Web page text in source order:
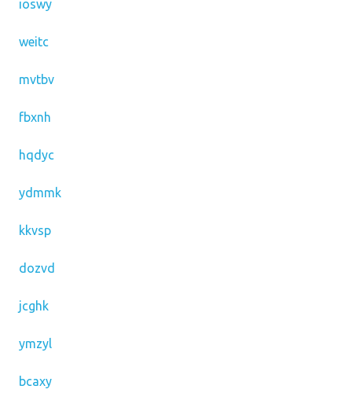
ioswy
weitc
mvtbv
fbxnh
hqdyc
ydmmk
kkvsp
dozvd
jcghk
ymzyl
bcaxy